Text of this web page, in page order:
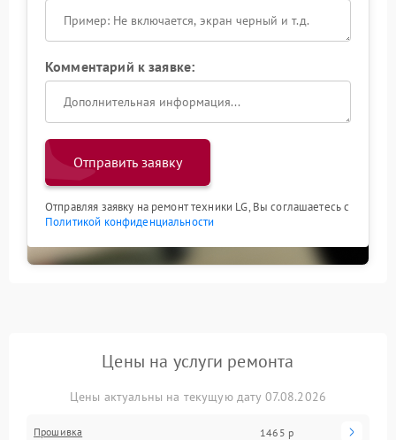
Комментарий к заявке:
Отправить заявку
Отправляя заявку на ремонт техники LG, Вы соглашаетесь с
Политикой конфиденциальности
Цены на услуги ремонта
Цены актуальны на текущую дату 07.08.2026
Прошивка 1465 р